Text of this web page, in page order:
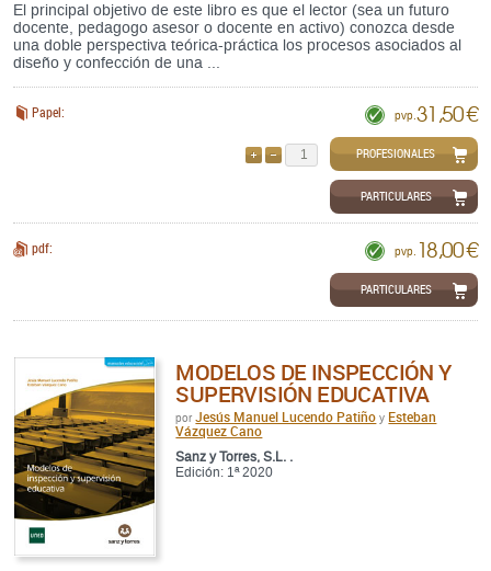
El principal objetivo de este libro es que el lector (sea un futuro
docente, pedagogo asesor o docente en activo) conozca desde
una doble perspectiva teórica-práctica los procesos asociados al
diseño y confección de una ...
Papel: pvp. 31,50 €
QUITARPROFESIONALES
PARTICULARES
pdf: pvp. 18,00 €
PARTICULARES
MODELOS DE INSPECCIÓN Y
SUPERVISIÓN EDUCATIVA
porJesús Manuel Lucendo Patiño y Esteban
Vázquez Cano
Sanz y Torres, S.L. .
Edición: 1ª 2020